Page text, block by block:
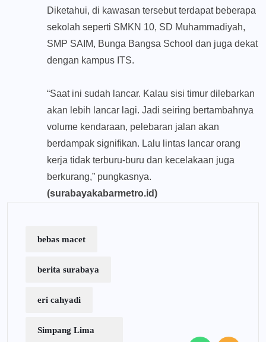
Diketahui, di kawasan tersebut terdapat beberapa
sekolah seperti SMKN 10, SD Muhammadiyah,
SMP SAIM, Bunga Bangsa School dan juga dekat
dengan kampus ITS.
“Saat ini sudah lancar. Kalau sisi timur dilebarkan
akan lebih lancar lagi. Jadi seiring bertambahnya
volume kendaraan, pelebaran jalan akan
berdampak signifikan. Lalu lintas lancar orang
kerja tidak terburu-buru dan kecelakaan juga
berkurang,” pungkasnya.
(surabayakabarmetro.id)
bebas macet
berita surabaya
eri cahyadi
Simpang Lima